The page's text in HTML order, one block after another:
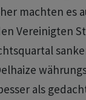
machten es
Vereinigten
als